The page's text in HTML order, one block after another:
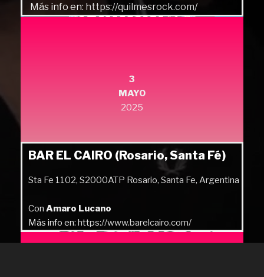
Más info en: https://quilmesrock.com/
3
MAYO
2025
BAR EL CAIRO (Rosario, Santa Fé)
Sta Fe 1102, S2000ATP Rosario, Santa Fe, Argentina
Con Amaro Lucano
Más info en: https://www.barelcairo.com/